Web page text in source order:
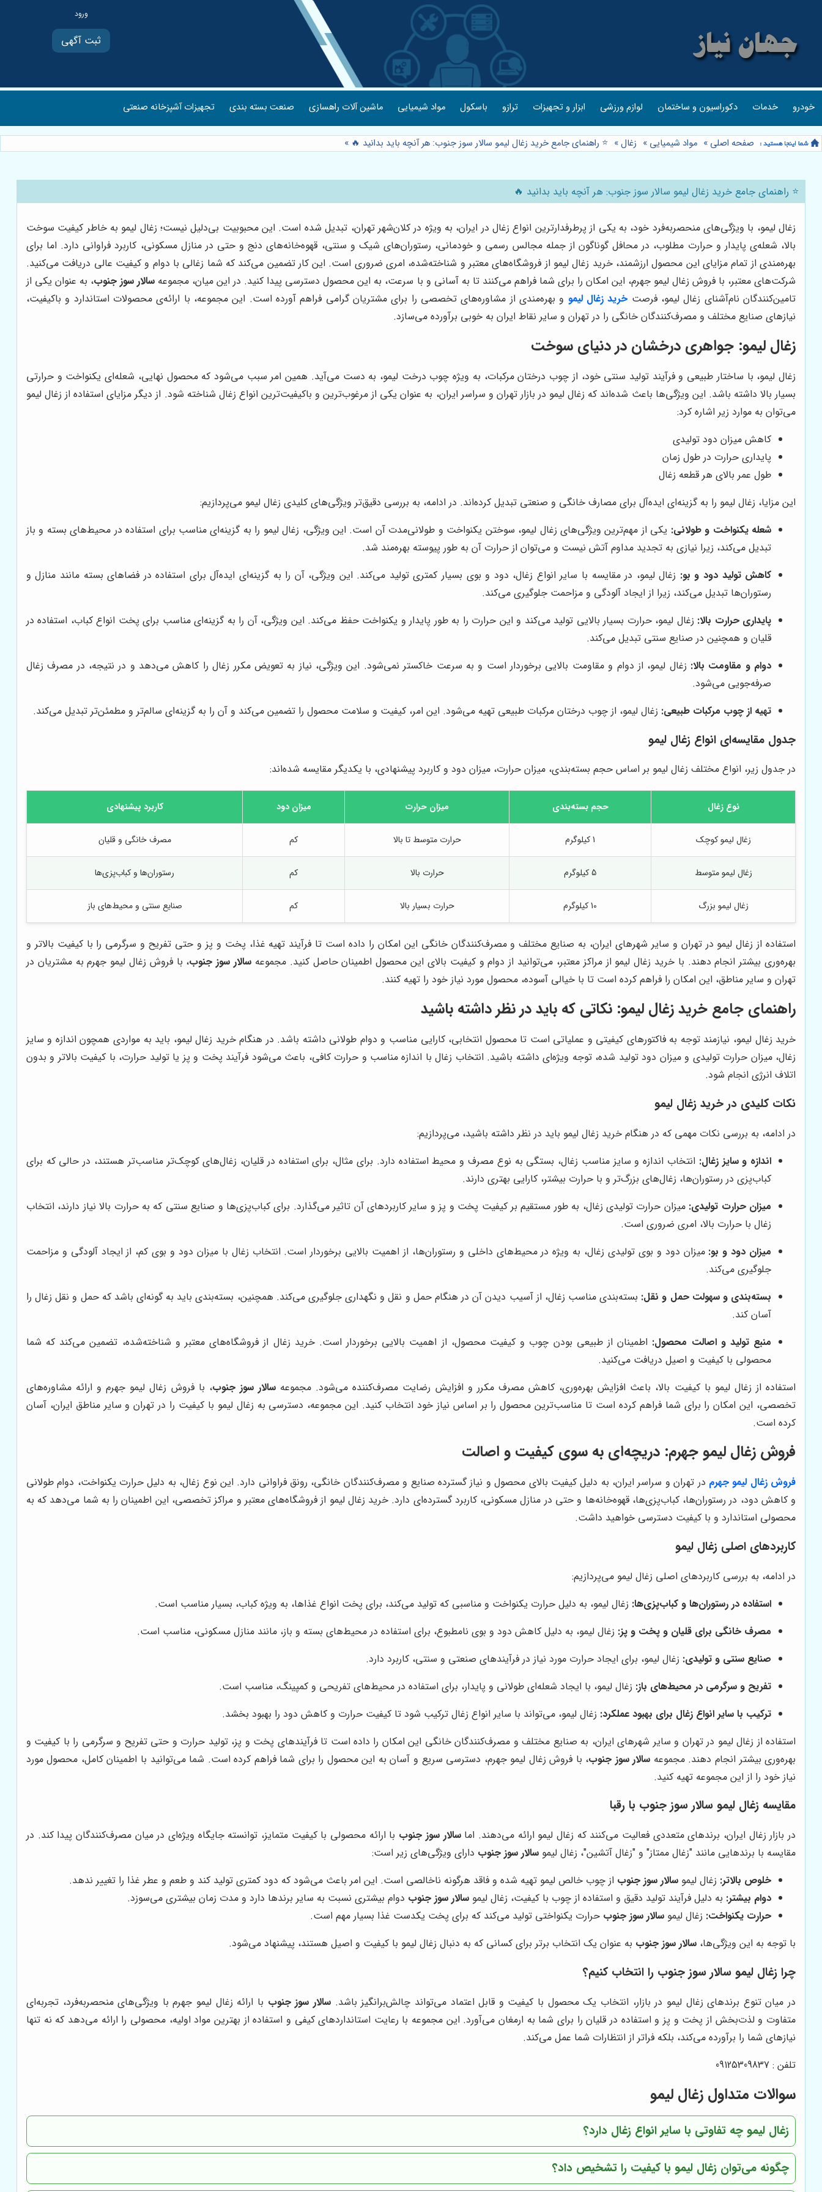
ثبت آگهی
خودرو خدمات دکوراسیون و ساختمان لوازم ورزشی ابزار و تجهیزات ترازو باسکول مواد شیمیایی ماشین آلات راهسازی صنعت بسته بندی تجهیزات آشپزخانه صنعتی
صفحه اصلی » مواد شیمیایی » زغال» ⭐️ راهنمای جامع خرید زغال لیمو سالار سوز جنوب: هر آنچه باید بدانید 🔥 »
⭐️ راهنمای جامع خرید زغال لیمو سالار سوز جنوب: هر آنچه باید بدانید 🔥
زغال لیمو، با ویژگی‌های منحصربه‌فرد خود، به یکی از پرطرفدارترین انواع زغال در ایران، به ویژه در کلان‌شهر تهران، تبدیل شده است. این محبوبیت بی‌دلیل نیست؛ زغال لیمو به خاطر کیفیت سوخت
بالا، شعله‌ی پایدار و حرارت مطلوب، در محافل گوناگون از جمله مجالس رسمی و خودمانی، رستوران‌های شیک و سنتی، قهوه‌خانه‌های دنج و حتی در منازل مسکونی، کاربرد فراوانی دارد. اما برای
بهره‌مندی از تمام مزایای این محصول ارزشمند، خرید زغال لیمو از فروشگاه‌های معتبر و شناخته‌شده، امری ضروری است. این کار تضمین می‌کند که شما زغالی با دوام و کیفیت عالی دریافت می‌کنید.
شرکت‌های معتبر، با فروش زغال لیمو جهرم، این امکان را برای شما فراهم می‌کنند تا به آسانی و با سرعت، به این محصول دسترسی پیدا کنید. در این میان، مجموعه سالار سوز جنوب، به عنوان یکی از
تامین‌کنندگان نام‌آشنای زغال لیمو، فرصت خرید زغال لیمو و بهره‌مندی از مشاوره‌های تخصصی را برای مشتریان گرامی فراهم آورده است. این مجموعه، با ارائه‌ی محصولات استاندارد و باکیفیت،
نیازهای صنایع مختلف و مصرف‌کنندگان خانگی را در تهران و سایر نقاط ایران به خوبی برآورده می‌سازد.
زغال لیمو: جواهری درخشان در دنیای سوخت
زغال لیمو، با ساختار طبیعی و فرآیند تولید سنتی خود، از چوب درختان مرکبات، به ویژه چوب درخت لیمو، به دست می‌آید. همین امر سبب می‌شود که محصول نهایی، شعله‌ای یکنواخت و حرارتی
بسیار بالا داشته باشد. این ویژگی‌ها باعث شده‌اند که زغال لیمو در بازار تهران و سراسر ایران، به عنوان یکی از مرغوب‌ترین و باکیفیت‌ترین انواع زغال شناخته شود. از دیگر مزایای استفاده از زغال لیمو
می‌توان به موارد زیر اشاره کرد:
کاهش میزان دود تولیدی
پایداری حرارت در طول زمان
طول عمر بالای هر قطعه زغال
این مزایا، زغال لیمو را به گزینه‌ای ایده‌آل برای مصارف خانگی و صنعتی تبدیل کرده‌اند. در ادامه، به بررسی دقیق‌تر ویژگی‌های کلیدی زغال لیمو می‌پردازیم:
شعله یکنواخت و طولانی: یکی از مهم‌ترین ویژگی‌های زغال لیمو، سوختن یکنواخت و طولانی‌مدت آن است. این ویژگی، زغال لیمو را به گزینه‌ای مناسب برای استفاده در محیط‌های بسته و باز
تبدیل می‌کند، زیرا نیازی به تجدید مداوم آتش نیست و می‌توان از حرارت آن به طور پیوسته بهره‌مند شد.
کاهش تولید دود و بو: زغال لیمو، در مقایسه با سایر انواع زغال، دود و بوی بسیار کمتری تولید می‌کند. این ویژگی، آن را به گزینه‌ای ایده‌آل برای استفاده در فضاهای بسته مانند منازل و
رستوران‌ها تبدیل می‌کند، زیرا از ایجاد آلودگی و مزاحمت جلوگیری می‌کند.
پایداری حرارت بالا: زغال لیمو، حرارت بسیار بالایی تولید می‌کند و این حرارت را به طور پایدار و یکنواخت حفظ می‌کند. این ویژگی، آن را به گزینه‌ای مناسب برای پخت انواع کباب، استفاده در
قلیان و همچنین در صنایع سنتی تبدیل می‌کند.
دوام و مقاومت بالا: زغال لیمو، از دوام و مقاومت بالایی برخوردار است و به سرعت خاکستر نمی‌شود. این ویژگی، نیاز به تعویض مکرر زغال را کاهش می‌دهد و در نتیجه، در مصرف زغال
صرفه‌جویی می‌شود.
تهیه از چوب مرکبات طبیعی: زغال لیمو، از چوب درختان مرکبات طبیعی تهیه می‌شود. این امر، کیفیت و سلامت محصول را تضمین می‌کند و آن را به گزینه‌ای سالم‌تر و مطمئن‌تر تبدیل می‌کند.
جدول مقایسه‌ای انواع زغال لیمو
در جدول زیر، انواع مختلف زغال لیمو بر اساس حجم بسته‌بندی، میزان حرارت، میزان دود و کاربرد پیشنهادی، با یکدیگر مقایسه شده‌اند:
نوع زغال حجم بسته‌بندی میزان حرارت میزان دود کاربرد پیشنهادی
زغال لیمو کوچک 1 کیلوگرم حرارت متوسط تا بالا کم مصرف خانگی و قلیان
زغال لیمو متوسط 5 کیلوگرم حرارت بالا کم رستوران‌ها و کباب‌پزی‌ها
زغال لیمو بزرگ 10 کیلوگرم حرارت بسیار بالا کم صنایع سنتی و محیط‌های باز
استفاده از زغال لیمو در تهران و سایر شهرهای ایران، به صنایع مختلف و مصرف‌کنندگان خانگی این امکان را داده است تا فرآیند تهیه غذا، پخت و پز و حتی تفریح و سرگرمی را با کیفیت بالاتر و
بهره‌وری بیشتر انجام دهند. با خرید زغال لیمو از مراکز معتبر، می‌توانید از دوام و کیفیت بالای این محصول اطمینان حاصل کنید. مجموعه سالار سوز جنوب، با فروش زغال لیمو جهرم به مشتریان در
تهران و سایر مناطق، این امکان را فراهم کرده است تا با خیالی آسوده، محصول مورد نیاز خود را تهیه کنند.
راهنمای جامع خرید زغال لیمو: نکاتی که باید در نظر داشته باشید
خرید زغال لیمو، نیازمند توجه به فاکتورهای کیفیتی و عملیاتی است تا محصول انتخابی، کارایی مناسب و دوام طولانی داشته باشد. در هنگام خرید زغال لیمو، باید به مواردی همچون اندازه و سایز
زغال، میزان حرارت تولیدی و میزان دود تولید شده، توجه ویژه‌ای داشته باشید. انتخاب زغال با اندازه مناسب و حرارت کافی، باعث می‌شود فرآیند پخت و پز یا تولید حرارت، با کیفیت بالاتر و بدون
اتلاف انرژی انجام شود.
نکات کلیدی در خرید زغال لیمو
در ادامه، به بررسی نکات مهمی که در هنگام خرید زغال لیمو باید در نظر داشته باشید، می‌پردازیم:
اندازه و سایز زغال: انتخاب اندازه و سایز مناسب زغال، بستگی به نوع مصرف و محیط استفاده دارد. برای مثال، برای استفاده در قلیان، زغال‌های کوچک‌تر مناسب‌تر هستند، در حالی که برای
کباب‌پزی در رستوران‌ها، زغال‌های بزرگ‌تر و با حرارت بیشتر، کارایی بهتری دارند.
میزان حرارت تولیدی: میزان حرارت تولیدی زغال، به طور مستقیم بر کیفیت پخت و پز و سایر کاربردهای آن تاثیر می‌گذارد. برای کباب‌پزی‌ها و صنایع سنتی که به حرارت بالا نیاز دارند، انتخاب
زغال با حرارت بالا، امری ضروری است.
میزان دود و بو: میزان دود و بوی تولیدی زغال، به ویژه در محیط‌های داخلی و رستوران‌ها، از اهمیت بالایی برخوردار است. انتخاب زغال با میزان دود و بوی کم، از ایجاد آلودگی و مزاحمت
جلوگیری می‌کند.
بسته‌بندی و سهولت حمل و نقل: بسته‌بندی مناسب زغال، از آسیب دیدن آن در هنگام حمل و نقل و نگهداری جلوگیری می‌کند. همچنین، بسته‌بندی باید به گونه‌ای باشد که حمل و نقل زغال را
آسان کند.
منبع تولید و اصالت محصول: اطمینان از طبیعی بودن چوب و کیفیت محصول، از اهمیت بالایی برخوردار است. خرید زغال از فروشگاه‌های معتبر و شناخته‌شده، تضمین می‌کند که شما
محصولی با کیفیت و اصیل دریافت می‌کنید.
استفاده از زغال لیمو با کیفیت بالا، باعث افزایش بهره‌وری، کاهش مصرف مکرر و افزایش رضایت مصرف‌کننده می‌شود. مجموعه سالار سوز جنوب، با فروش زغال لیمو جهرم و ارائه مشاوره‌های
تخصصی، این امکان را برای شما فراهم کرده است تا مناسب‌ترین محصول را بر اساس نیاز خود انتخاب کنید. این مجموعه، دسترسی به زغال لیمو با کیفیت را در تهران و سایر مناطق ایران، آسان
کرده است.
فروش زغال لیمو جهرم: دریچه‌ای به سوی کیفیت و اصالت
فروش زغال لیمو جهرم در تهران و سراسر ایران، به دلیل کیفیت بالای محصول و نیاز گسترده صنایع و مصرف‌کنندگان خانگی، رونق فراوانی دارد. این نوع زغال، به دلیل حرارت یکنواخت، دوام طولانی
و کاهش دود، در رستوران‌ها، کباب‌پزی‌ها، قهوه‌خانه‌ها و حتی در منازل مسکونی، کاربرد گسترده‌ای دارد. خرید زغال لیمو از فروشگاه‌های معتبر و مراکز تخصصی، این اطمینان را به شما می‌دهد که به
محصولی استاندارد و با کیفیت دسترسی خواهید داشت.
کاربردهای اصلی زغال لیمو
در ادامه، به بررسی کاربردهای اصلی زغال لیمو می‌پردازیم:
استفاده در رستوران‌ها و کباب‌پزی‌ها: زغال لیمو، به دلیل حرارت یکنواخت و مناسبی که تولید می‌کند، برای پخت انواع غذاها، به ویژه کباب، بسیار مناسب است.
مصرف خانگی برای قلیان و پخت و پز: زغال لیمو، به دلیل کاهش دود و بوی نامطبوع، برای استفاده در محیط‌های بسته و باز، مانند منازل مسکونی، مناسب است.
صنایع سنتی و تولیدی: زغال لیمو، برای ایجاد حرارت مورد نیاز در فرآیندهای صنعتی و سنتی، کاربرد دارد.
تفریح و سرگرمی در محیط‌های باز: زغال لیمو، با ایجاد شعله‌ای طولانی و پایدار، برای استفاده در محیط‌های تفریحی و کمپینگ، مناسب است.
ترکیب با سایر انواع زغال برای بهبود عملکرد: زغال لیمو، می‌تواند با سایر انواع زغال ترکیب شود تا کیفیت حرارت و کاهش دود را بهبود بخشد.
استفاده از زغال لیمو در تهران و سایر شهرهای ایران، به صنایع مختلف و مصرف‌کنندگان خانگی این امکان را داده است تا فرآیندهای پخت و پز، تولید حرارت و حتی تفریح و سرگرمی را با کیفیت و
بهره‌وری بیشتر انجام دهند. مجموعه سالار سوز جنوب، با فروش زغال لیمو جهرم، دسترسی سریع و آسان به این محصول را برای شما فراهم کرده است. شما می‌توانید با اطمینان کامل، محصول مورد
نیاز خود را از این مجموعه تهیه کنید.
مقایسه زغال لیمو سالار سوز جنوب با رقبا
در بازار زغال ایران، برندهای متعددی فعالیت می‌کنند که زغال لیمو ارائه می‌دهند. اماسالار سوز جنوب با ارائه محصولی با کیفیت متمایز، توانسته جایگاه ویژه‌ای در میان مصرف‌کنندگان پیدا کند. در
مقایسه با برندهایی مانند "زغال ممتاز" و "زغال آتشین"، زغال لیمو سالار سوز جنوب دارای ویژگی‌های زیر است:
خلوص بالاتر: زغال لیمو سالار سوز جنوب از چوب خالص لیمو تهیه شده و فاقد هرگونه ناخالصی است. این امر باعث می‌شود که دود کمتری تولید کند و طعم و عطر غذا را تغییر ندهد.
دوام بیشتر: به دلیل فرآیند تولید دقیق و استفاده از چوب با کیفیت، زغال لیمو سالار سوز جنوب دوام بیشتری نسبت به سایر برندها دارد و مدت زمان بیشتری می‌سوزد.
حرارت یکنواخت: زغال لیمو سالار سوز جنوب حرارت یکنواختی تولید می‌کند که برای پخت یکدست غذا بسیار مهم است.
با توجه به این ویژگی‌ها، سالار سوز جنوب به عنوان یک انتخاب برتر برای کسانی که به دنبال زغال لیمو با کیفیت و اصیل هستند، پیشنهاد می‌شود.
چرا زغال لیمو سالار سوز جنوب را انتخاب کنیم؟
در میان تنوع برندهای زغال لیمو در بازار، انتخاب یک محصول با کیفیت و قابل اعتماد می‌تواند چالش‌برانگیز باشد.سالار سوز جنوب با ارائه زغال لیمو جهرم با ویژگی‌های منحصربه‌فرد، تجربه‌ای
متفاوت و لذت‌بخش از پخت و پز و استفاده در قلیان را برای شما به ارمغان می‌آورد. این مجموعه با رعایت استانداردهای کیفی و استفاده از بهترین مواد اولیه، محصولی را ارائه می‌دهد که نه تنها
نیازهای شما را برآورده می‌کند، بلکه فراتر از انتظارات شما عمل می‌کند.
تلفن : 09125309837
سوالات متداول زغال لیمو
زغال لیمو چه تفاوتی با سایر انواع زغال دارد؟
چگونه می‌توان زغال لیمو با کیفیت را تشخیص داد؟